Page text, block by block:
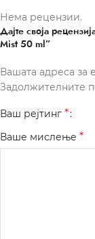
Нема рецензии.
Дајте своја
Mist 50 ml”
Вашата адреса за
Задолжителните
Ваш рејтинг *
Ваше мислење *